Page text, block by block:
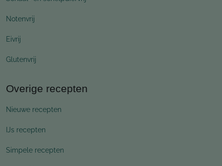
Notenvrij
Eivrij
Glutenvrij
Overige recepten
Nieuwe recepten
IJs recepten
Simpele recepten